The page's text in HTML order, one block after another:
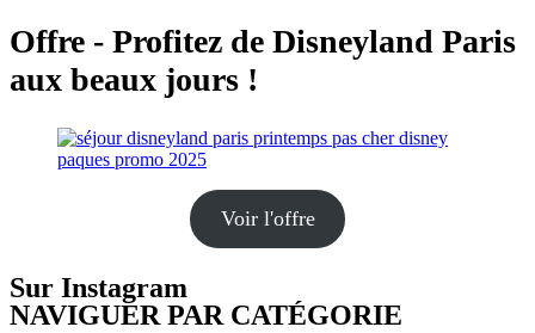
Offre - Profitez de Disneyland Paris
aux beaux jours !
Voir l'offre
Sur Instagram
NAVIGUER PAR CATÉGORIE